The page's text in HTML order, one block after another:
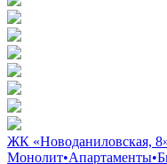
ЖК «Новоданиловская,
Монолит•Апартаменты•